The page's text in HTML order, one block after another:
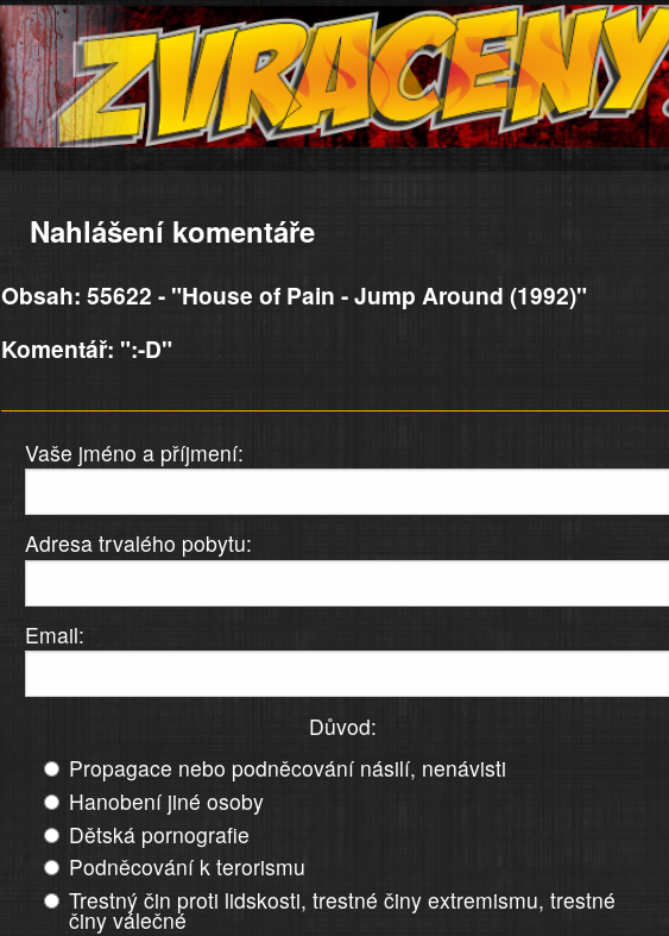
Nahlášení komentáře
Obsah: 55622 - "House of Pain - Jump Around (1992)"
Komentář: ":-D"
Vaše jméno a příjmení:
Adresa trvalého pobytu:
Email:
Důvod:
Propagace nebo podněcování násilí, nenávisti
Hanobení jiné osoby
Dětská pornografie
Podněcování k terorismu
Trestný čin proti lidskosti, trestné činy extremismu, trestné
činy válečné